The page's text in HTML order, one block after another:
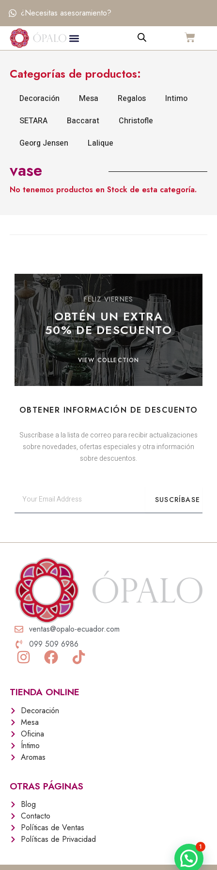
contenido
¿Necesitas asesoramiento?
Menú
Categorías de productos:
Decoración Mesa Regalos
Intimo
SETARA
Baccarat
Christofle
Georg Jensen
Lalique
vase
No tenemos productos en Stock de esta categoría.
FELIZ VIERNES
OBTÉN UN EXTRA
50% DE DESCUENTO
VIEW COLLECTION
OBTENER INFORMACIÓN DE DESCUENTO
Suscríbase a la lista de correo para recibir actualizaciones
sobre novedades, ofertas especiales y otra información
sobre descuentos.
SUSCRÍBASE
ventas@opalo-ecuador.com
099 509 6986
TIENDA ONLINE
Decoración
Mesa
Oficina
Íntimo
Aromas
OTRAS PÁGINAS
Blog
Contacto
Políticas de Ventas
Políticas de Privacidad
1